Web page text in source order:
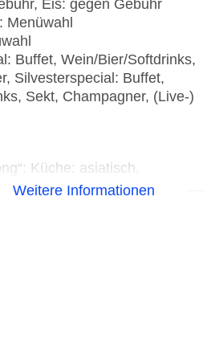
Eis: gegen Gebühr
Menüwahl
Buffet, Wein/Bier/Softdrinks,
Silvesterspecial: Buffet,
Sekt, Champagner, (Live-)
Küche: asiatisch,
vietnamesisch,
à la carte, gegen Gebühr,
- 22:30 Uhr, klimatisierbar, mit
Weitere Informationen